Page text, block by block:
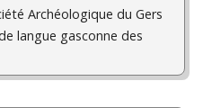
Archéologique du Gers
langue gasconne des